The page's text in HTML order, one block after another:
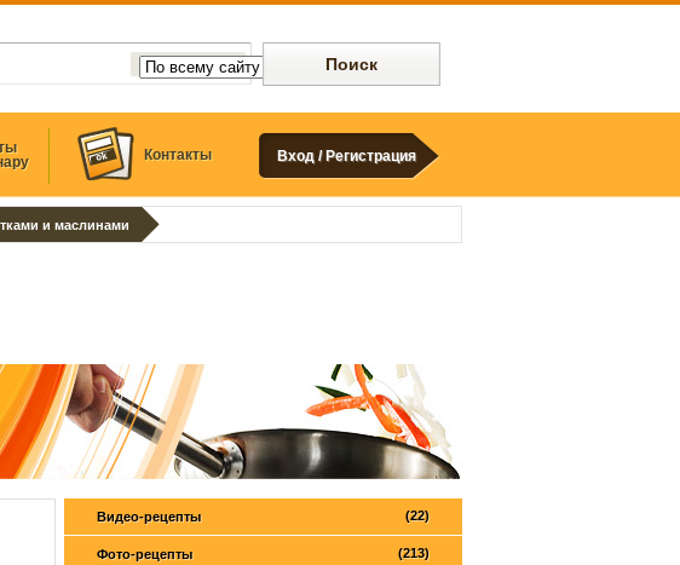
Контакты Вход / Регистрация
и маслинами
(22)
Видео-рецепты
(213)
Фото-рецепты